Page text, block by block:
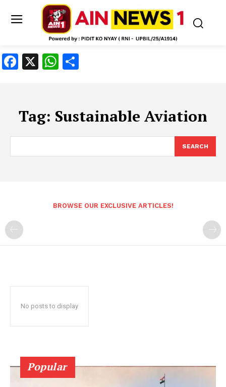
Facebook
X WhatsApp
Tag: Sustainable Aviation
SEARCH
BROWSE OUR EXCLUSIVE ARTICLES!
No posts to display
Popular